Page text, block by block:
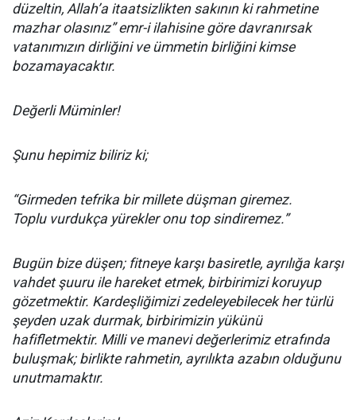
düzeltin, Allah’a itaatsizlikten sakının ki rahmetine
mazhar olasınız” emr-i ilahisine göre davranırsak
vatanımızın dirliğini ve ümmetin birliğini kimse
bozamayacaktır.
Değerli Müminler!
Şunu hepimiz biliriz ki;
“Girmeden tefrika bir millete düşman giremez.
Toplu vurdukça yürekler onu top sindiremez.”
Bugün bize düşen; fitneye karşı basiretle, ayrılığa karşı
vahdet şuuru ile hareket etmek, birbirimizi koruyup
gözetmektir. Kardeşliğimizi zedeleyebilecek her türlü
şeyden uzak durmak, birbirimizin yükünü
hafifletmektir. Milli ve manevi değerlerimiz etrafında
buluşmak; birlikte rahmetin, ayrılıkta azabın olduğunu
unutmamaktır.